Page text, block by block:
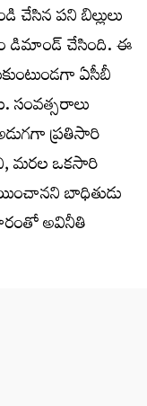
చేసిన పని బిల్లులు
డిమాండ్ చేసింది. ఈ
ఏసీబీ
సంవత్సరాలు
ప్రతిసారి
మరల ఒకసారి
బాధితుడు
అవినీతి